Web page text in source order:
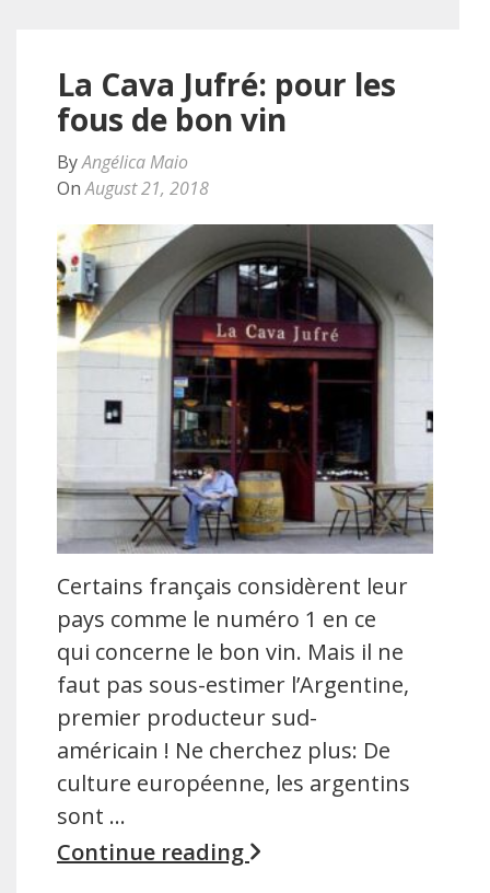
La Cava Jufré: pour les
fous de bon vin
ByAngélica Maio
OnAugust 21, 2018
Certains français considèrent leur
pays comme le numéro 1 en ce
qui concerne le bon vin. Mais il ne
faut pas sous-estimer l’Argentine,
premier producteur sud-
américain ! Ne cherchez plus: De
culture européenne, les argentins
sont …
Continue reading